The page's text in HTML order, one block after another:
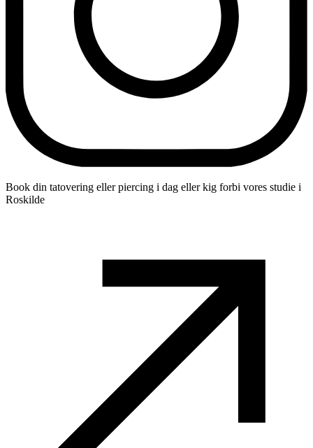
Book din tatovering eller piercing i dag eller kig forbi vores studie i
Roskilde